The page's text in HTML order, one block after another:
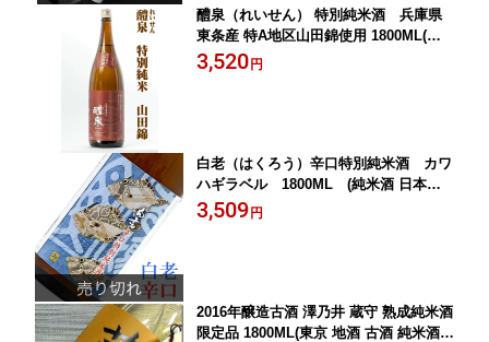
醴泉（れいせん） 特別純米酒 兵庫県
東条産 特A地区山田錦使用 1800ML(日
本酒 ギフト プレゼント ランキング 人
気 お取り寄せ 誕生日 内祝い お礼 お祝
3,520 円
白老（はくろう）辛口特別純米酒 カワ
ハギラベル 1800ML (純米酒 日本酒
酒 地酒 ギフト プレゼント ランキング
人気 お取り寄せグルメ 誕生日 内祝い
3,509 円
2016年醸造古酒 澤乃井 蔵守 熟成純米酒
限定品 1800ML(東京 地酒 古酒 純米酒